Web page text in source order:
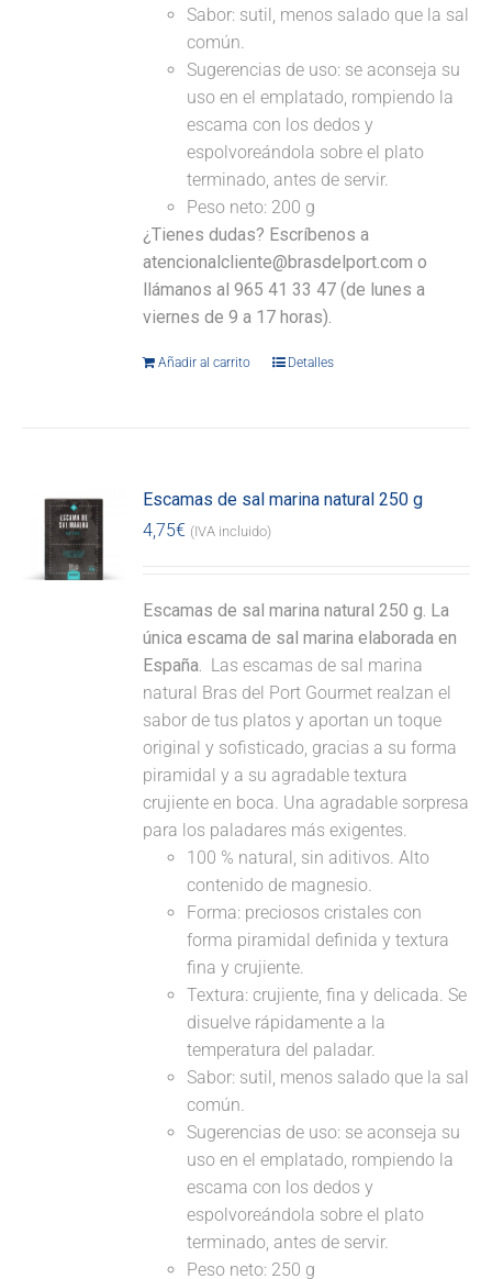
Sabor: sutil, menos salado que la sal
común.
Sugerencias de uso: se aconseja su
uso en el emplatado, rompiendo la
escama con los dedos y
espolvoreándola sobre el plato
terminado, antes de servir.
Peso neto: 200 g
¿Tienes dudas? Escríbenos a
atencionalcliente@brasdelport.com o
llámanos al 965 41 33 47 (de lunes a
viernes de 9 a 17 horas).
Añadir al carrito Detalles
Escamas de sal marina natural 250 g
4,75€ (IVA incluido)
Escamas de sal marina natural 250 g. La
única escama de sal marina elaborada en
España. Las escamas de sal marina
natural Bras del Port Gourmet realzan el
sabor de tus platos y aportan un toque
original y sofisticado, gracias a su forma
piramidal y a su agradable textura
crujiente en boca. Una agradable sorpresa
para los paladares más exigentes.
100 % natural, sin aditivos. Alto
contenido de magnesio.
Forma: preciosos cristales con
forma piramidal definida y textura
fina y crujiente.
Textura: crujiente, fina y delicada. Se
disuelve rápidamente a la
temperatura del paladar.
Sabor: sutil, menos salado que la sal
común.
Sugerencias de uso: se aconseja su
uso en el emplatado, rompiendo la
escama con los dedos y
espolvoreándola sobre el plato
terminado, antes de servir.
Peso neto: 250 g